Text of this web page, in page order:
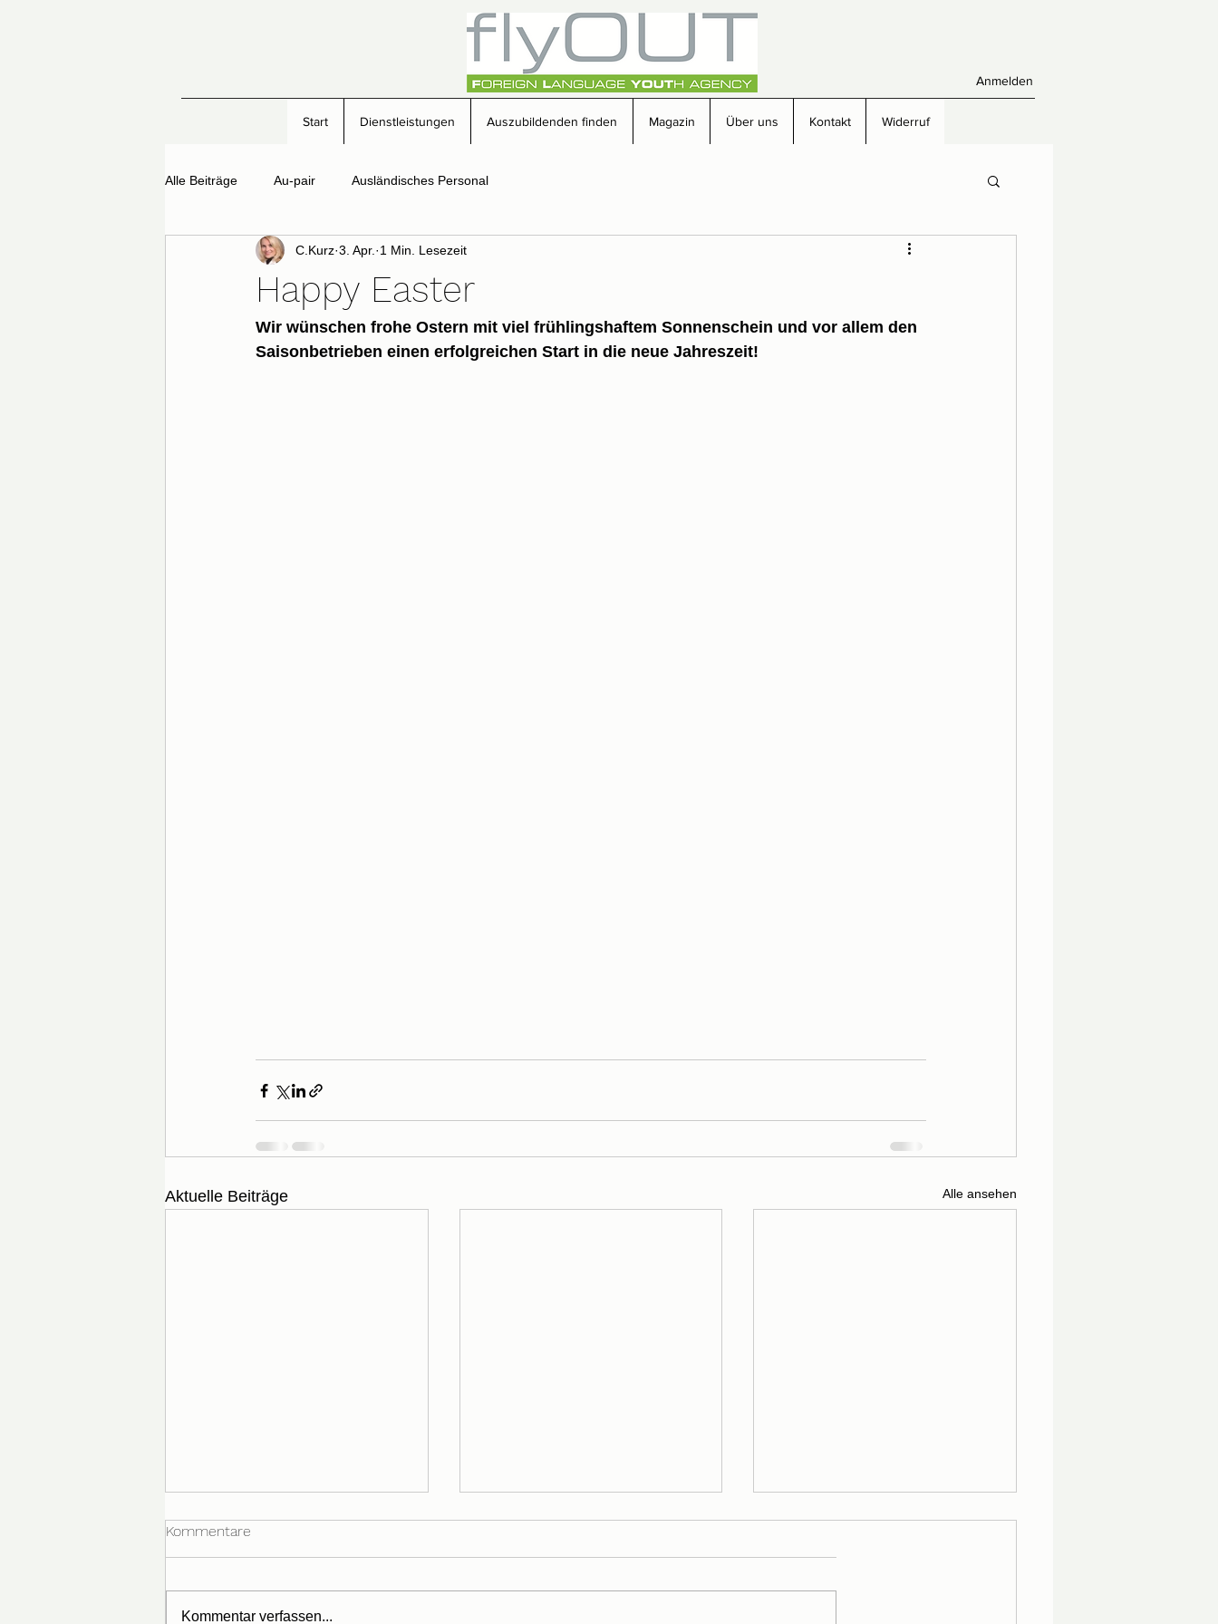
Start Dienstleistungen Auszubildenden finden Magazin Über uns Kontakt Widerruf
Anmelden
Alle Beiträge Au-pair Ausländisches Personal
Happy Easter
C.Kurz 3. Apr. 1 Min. Lesezeit
Wir wünschen frohe Ostern mit viel frühlingshaftem Sonnenschein und vor allem den
Saisonbetrieben einen erfolgreichen Start in die neue Jahreszeit!
Aktuelle Beiträge Alle ansehen
Kommentare
Kommentar verfassen...